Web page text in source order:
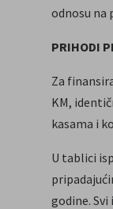
odnosu na
PRIHODI
Za
KM,
kasama i
U tablici
godine.